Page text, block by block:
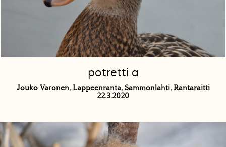
potretti a
Jouko Varonen, Lappeenranta, Sammonlahti, Rantaraitti
22.3.2020